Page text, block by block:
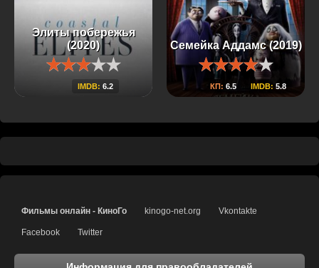
Элиты побережья
(2020)
IMDB: 6.2
Семейка Аддамс (2019)
КП: 6.5 IMDB: 5.8
Фильмы онлайн - КиноГо kinogo-net.org Vkontakte
Facebook Twitter